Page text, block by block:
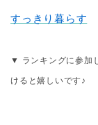
すっきり暮らす
▼ ランキングに参加
けると嬉しいです♪